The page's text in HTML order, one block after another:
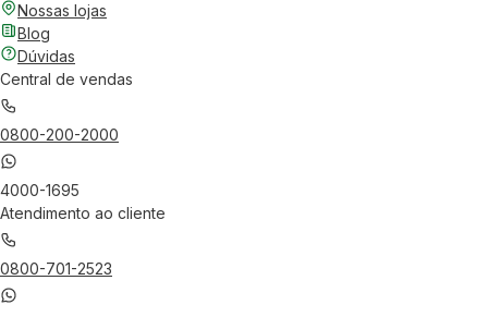
Nossas lojas
Blog
Dúvidas
Central de vendas
0800-200-2000
4000-1695
Atendimento ao cliente
0800-701-2523